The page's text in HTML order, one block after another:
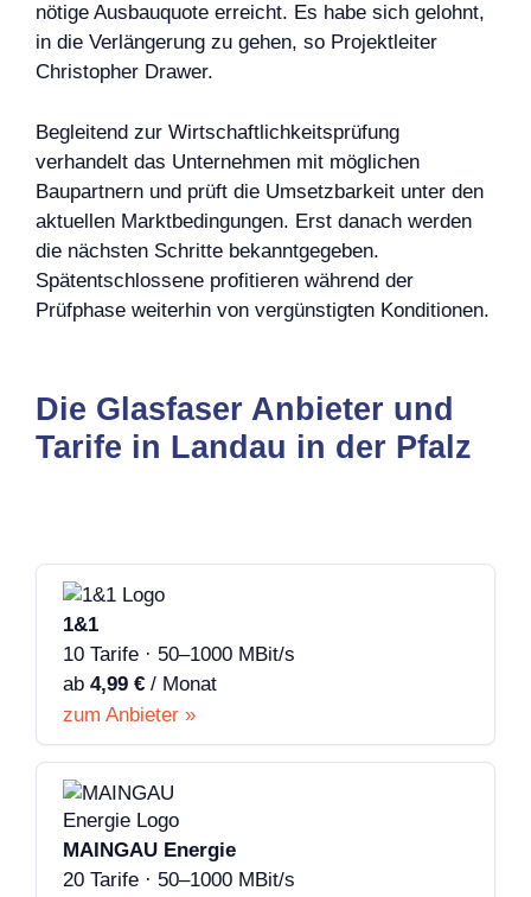
nötige Ausbauquote erreicht. Es habe sich gelohnt,
in die Verlängerung zu gehen, so Projektleiter
Christopher Drawer.
Begleitend zur Wirtschaftlichkeitsprüfung
verhandelt das Unternehmen mit möglichen
Baupartnern und prüft die Umsetzbarkeit unter den
aktuellen Marktbedingungen. Erst danach werden
die nächsten Schritte bekanntgegeben.
Spätentschlossene profitieren während der
Prüfphase weiterhin von vergünstigten Konditionen.
Die Glasfaser Anbieter und
Tarife in Landau in der Pfalz
1&1
10 Tarife · 50–1000 MBit/s
ab 4,99 € / Monat
zum Anbieter »
MAINGAU Energie
20 Tarife · 50–1000 MBit/s